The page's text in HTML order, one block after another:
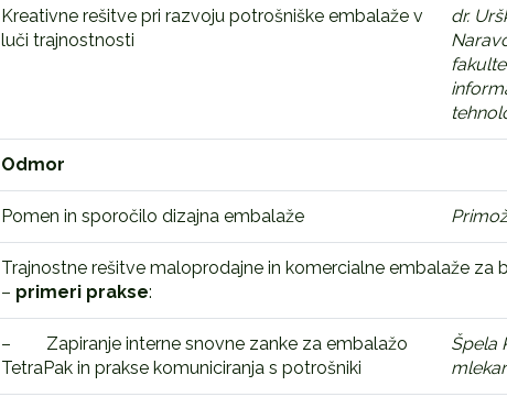
Kreativne rešitve pri razvoju potrošniške embalaže v
luči trajnostnosti
dr.
Odmor
Pomen in sporočilo dizajna embalaže
Trajnostne rešitve maloprodajne in komercialne embalaže za
– primeri prakse:
– Zapiranje interne snovne zanke za embalažo
TetraPak in prakse komuniciranja s potrošniki
Špela